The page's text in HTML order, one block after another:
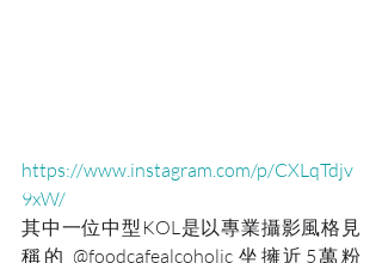
https://www.instagram.com/p/CXLqTdjv
9xW/
其中一位中型KOL是以專業攝影風格見
稱的 @foodcafealcoholic 坐擁近5萬粉